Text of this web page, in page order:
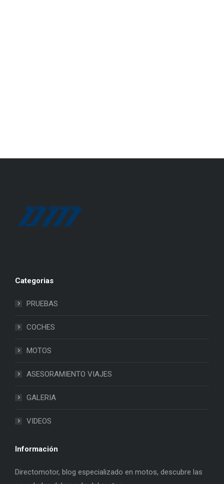
Categorias
PRUEBAS
COCHES
MOTOS
ASESORAMIENTO VIAJES
GALERIA
VIDEOS
Información
Directomotor, blog especializado en motos, descubre las